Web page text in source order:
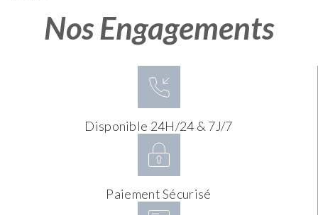
Nos Engagements
Disponible 24H/24 & 7J/7
Paiement Sécurisé